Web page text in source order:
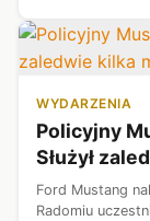
WYDARZENIA
Policyjny
Służył
Ford Mustang
Radomiu